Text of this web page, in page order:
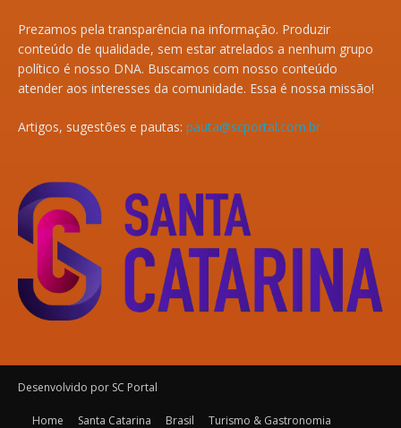
Prezamos pela transparência na informação. Produzir
conteúdo de qualidade, sem estar atrelados a nenhum grupo
político é nosso DNA. Buscamos com nosso conteúdo
atender aos interesses da comunidade. Essa é nossa missão!
Artigos, sugestões e pautas: pauta@scportal.com.br
Desenvolvido por SC Portal
Home Santa Catarina Brasil Turismo & Gastronomia